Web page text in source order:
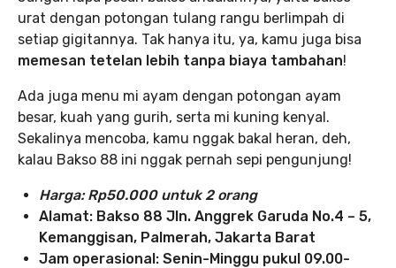
urat dengan potongan tulang rangu berlimpah di
setiap gigitannya. Tak hanya itu, ya, kamu juga bisa
memesan tetelan lebih tanpa biaya tambahan!
Ada juga menu mi ayam dengan potongan ayam
besar, kuah yang gurih, serta mi kuning kenyal.
Sekalinya mencoba, kamu nggak bakal heran, deh,
kalau Bakso 88 ini nggak pernah sepi pengunjung!
Harga: Rp50.000 untuk 2 orang
Alamat: Bakso 88 Jln. Anggrek Garuda No.4 – 5,
Kemanggisan, Palmerah, Jakarta Barat
Jam operasional: Senin-Minggu pukul 09.00-